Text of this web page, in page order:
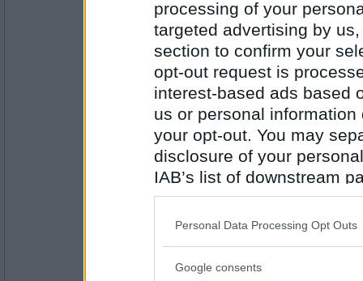
processing of your
targeted advertising by
section to confirm your
opt-out request is
interest-based ads based
us or personal
your opt-out. You may
disclosure of your
IAB’s list of downstream
also be disclosed by us
Downstream Participants
Please note that this
Personal Data Processing Opt Outs
Google consents
Antal inlägg:
4593
Antal inlägg:
4593
Eller y fick det inte va
lolololololo